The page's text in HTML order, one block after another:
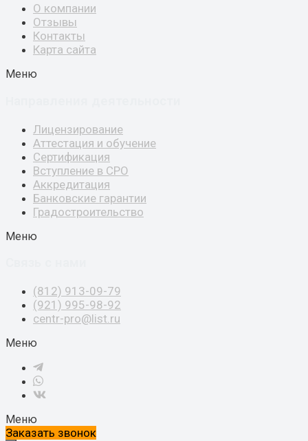
О компании
Отзывы
Контакты
Карта сайта
Меню
Лицензирование
Аттестация и обучение
Сертификация
Вступление в СРО
Аккредитация
Банковские гарантии
Градостроительство
Меню
(812) 913-09-79
(921) 995-98-92
centr-pro@list.ru
Меню
Меню
Заказать звонок